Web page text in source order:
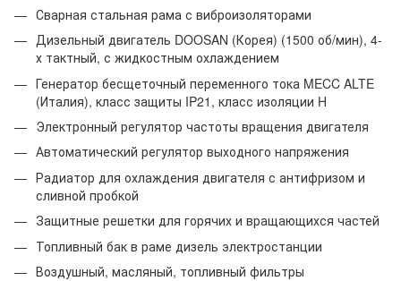
Сварная стальная рама с виброизоляторами
Дизельный двигатель DOOSAN (Корея) (1500 об/мин), 4-
х тактный, с жидкостным охлаждением
Генератор бесщеточный переменного тока MECC ALTE
(Италия), класс защиты IP21, класс изоляции H
Электронный регулятор частоты вращения двигателя
Автоматический регулятор выходного напряжения
Радиатор для охлаждения двигателя с антифризом и
сливной пробкой
Защитные решетки для горячих и вращающихся частей
Топливный бак в раме дизель электростанции
Воздушный, масляный, топливный фильтры